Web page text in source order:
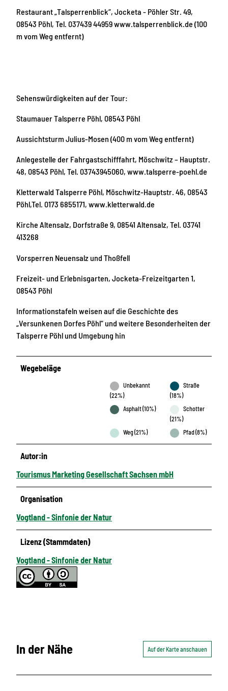
Restaurant „Talsperrenblick“, Jocketa - Pöhler Str. 49,
08543 Pöhl, Tel. 037439 44959 www.talsperrenblick.de (100
m vom Weg entfernt)
Sehenswürdigkeiten auf der Tour:
Staumauer Talsperre Pöhl, 08543 Pöhl
Aussichtsturm Julius-Mosen (400 m vom Weg entfernt)
Anlegestelle der Fahrgastschifffahrt, Möschwitz – Hauptstr.
48, 08543 Pöhl, Tel. 03743945060, www.talsperre-poehl.de
Kletterwald Talsperre Pöhl, Möschwitz-Hauptstr. 46, 08543
Pöhl,Tel. 0173 6855171, www.kletterwald.de
Kirche Altensalz, Dorfstraße 9, 08541 Altensalz, Tel. 03741
413268
Vorsperren Neuensalz und Thoßfell
Freizeit- und Erlebnisgarten, Jocketa-Freizeitgarten 1,
08543 Pöhl
Informationstafeln weisen auf die Geschichte des
„Versunkenen Dorfes Pöhl“ und weitere Besonderheiten der
Talsperre Pöhl und Umgebung hin
Wegebeläge
Unbekannt
(22%)
Straße
(18%)
Asphalt (10%)
Schotter
(21%)
Weg (21%)
Pfad (8%)
Autor:in
Tourismus Marketing Gesellschaft Sachsen mbH
Organisation
Vogtland - Sinfonie der Natur
Lizenz (Stammdaten)
Vogtland - Sinfonie der Natur
In der Nähe Auf der Karte anschauen